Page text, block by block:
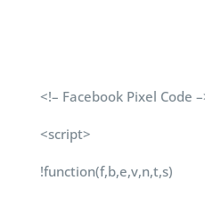
<!– Facebook Pixel Code
<script>
!function(f,b,e,v,n,t,s)